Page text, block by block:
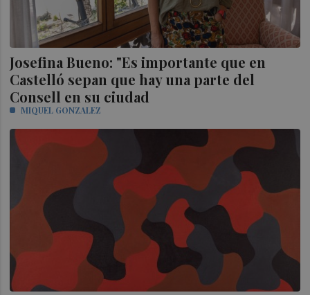
Josefina Bueno: "Es importante que en
Castelló sepan que hay una parte del
Consell en su ciudad
MIQUEL GONZALEZ